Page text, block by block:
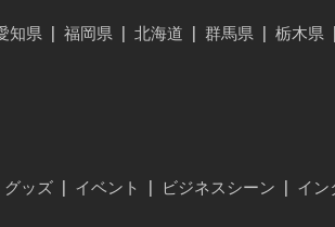
知県 福岡県 北海道 群馬県 栃木県
グッズ イベント ビジネスシーン
イン